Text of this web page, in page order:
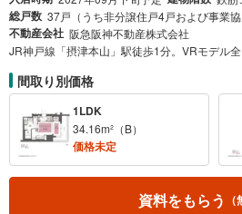
総戸数 37戸（うち非分譲住戸4戸および事業協
不動産会社 阪急阪神不動産株式会社
間取り別価格
1LDK
34.16m²（B）
価格未定
資料をもらう